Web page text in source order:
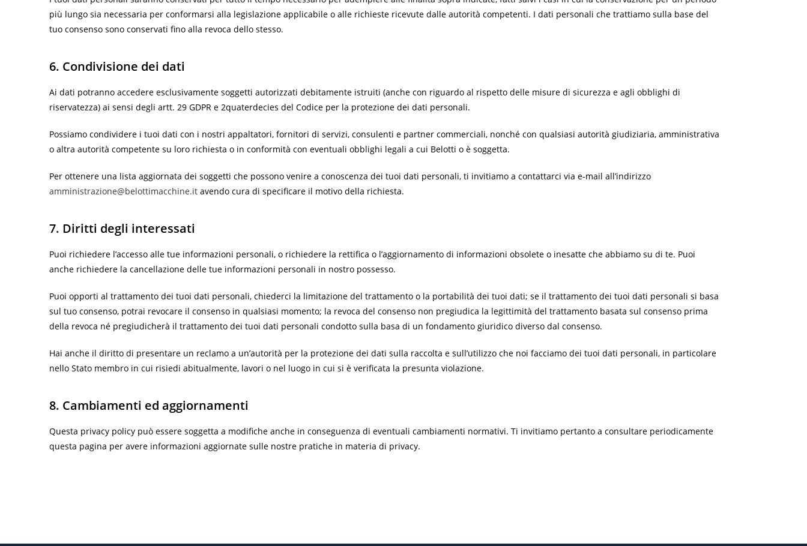
più lungo sia necessaria per conformarsi alla legislazione applicabile o alle richieste ricevute dalle autorità competenti. I dati personali che trattiamo sulla base del
tuo consenso sono conservati fino alla revoca dello stesso.
6. Condivisione dei dati
Ai dati potranno accedere esclusivamente soggetti autorizzati debitamente istruiti (anche con riguardo al rispetto delle misure di sicurezza e agli obblighi di
riservatezza) ai sensi degli artt. 29 GDPR e 2quaterdecies del Codice per la protezione dei dati personali.
Possiamo condividere i tuoi dati con i nostri appaltatori, fornitori di servizi, consulenti e partner commerciali, nonché con qualsiasi autorità giudiziaria, amministrativa
o altra autorità competente su loro richiesta o in conformità con eventuali obblighi legali a cui Belotti o è soggetta.
Per ottenere una lista aggiornata dei soggetti che possono venire a conoscenza dei tuoi dati personali, ti invitiamo a contattarci via e-mail all’indirizzo
amministrazione@belottimacchine.it avendo cura di specificare il motivo della richiesta.
7. Diritti degli interessati
Puoi richiedere l’accesso alle tue informazioni personali, o richiedere la rettifica o l’aggiornamento di informazioni obsolete o inesatte che abbiamo su di te. Puoi
anche richiedere la cancellazione delle tue informazioni personali in nostro possesso.
Puoi opporti al trattamento dei tuoi dati personali, chiederci la limitazione del trattamento o la portabilità dei tuoi dati; se il trattamento dei tuoi dati personali si basa
sul tuo consenso, potrai revocare il consenso in qualsiasi momento; la revoca del consenso non pregiudica la legittimità del trattamento basata sul consenso prima
della revoca né pregiudicherà il trattamento dei tuoi dati personali condotto sulla basa di un fondamento giuridico diverso dal consenso.
Hai anche il diritto di presentare un reclamo a un’autorità per la protezione dei dati sulla raccolta e sull’utilizzo che noi facciamo dei tuoi dati personali, in particolare
nello Stato membro in cui risiedi abitualmente, lavori o nel luogo in cui si è verificata la presunta violazione.
8. Cambiamenti ed aggiornamenti
Questa privacy policy può essere soggetta a modifiche anche in conseguenza di eventuali cambiamenti normativi. Ti invitiamo pertanto a consultare periodicamente
questa pagina per avere informazioni aggiornate sulle nostre pratiche in materia di privacy.